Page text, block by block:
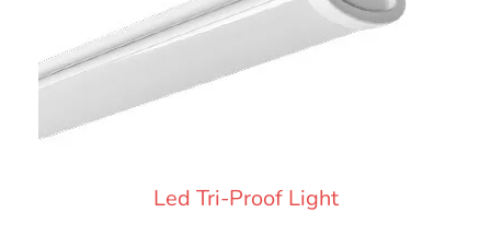
Led Tri-Proof Light